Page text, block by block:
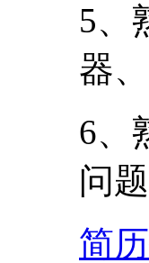
5、
器
6、
问
简